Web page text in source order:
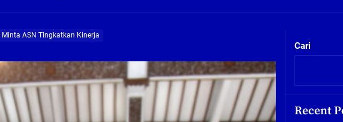
Dan Kapabel, Komisi B Dua Kali Panggil Pansel Dan Minta Ada Pakta Integritas
Fly Over Gedangan Semakin Dekat
Jalankan Program Rehab RTLH
Fly over Gedangan Semakin Dekat
ASN Tingkatkan Kinerja
Cari
Recent